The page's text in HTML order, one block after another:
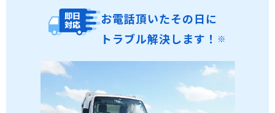
お電話頂いたその日に
トラブル解決します！ ※